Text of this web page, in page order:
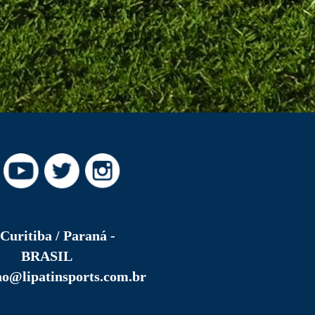
Curitiba / Paraná -
BRASIL